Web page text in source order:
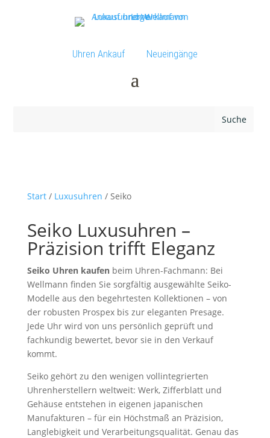
Uhren Ankauf Neueingänge
Start/ Luxusuhren / Seiko
Seiko Luxusuhren –
Präzision trifft Eleganz
Seiko Uhren kaufenbeim Uhren-Fachmann: Bei
Wellmann finden Sie sorgfältig ausgewählte Seiko-
Modelle aus den begehrtesten Kollektionen – von
der robusten Prospex bis zur eleganten Presage.
Jede Uhr wird von uns persönlich geprüft und
fachkundig bewertet, bevor sie in den Verkauf
kommt.
Seiko gehört zu den wenigen vollintegrierten
Uhrenherstellern weltweit: Werk, Zifferblatt und
Gehäuse entstehen in eigenen japanischen
Manufakturen – für ein Höchstmaß an Präzision,
Langlebigkeit und Verarbeitungsqualität. Genau das